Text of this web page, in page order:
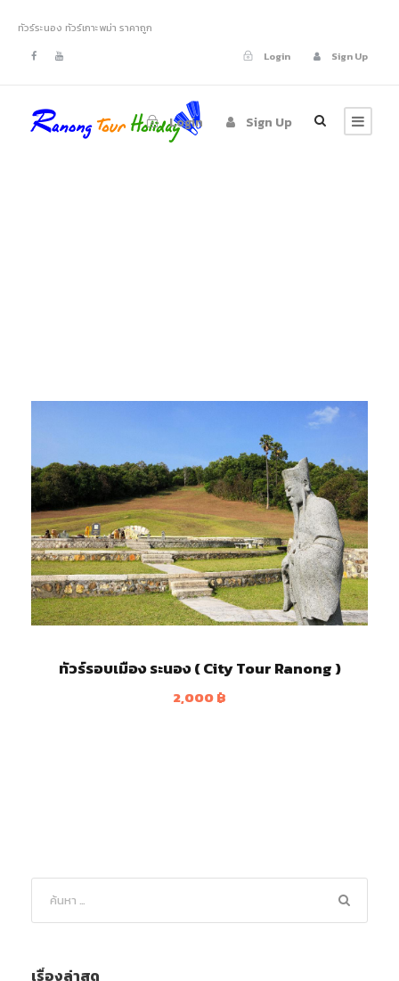
ทัวร์ระนอง ทัวร์เกาะพม่า ราคาถูก
Login
Sign Up
Login Sign Up
ทัวร์รอบเมือง ระนอง ( City Tour Ranong )
2,000฿
เรื่องล่าสุด